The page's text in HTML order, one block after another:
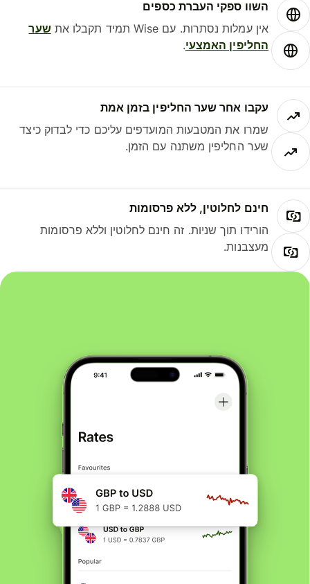
השוו ספקי העברת כספים
אין עמלות נסתרות. עם Wise תמיד תקבלו את
שער
החליפין האמצעי.
עקבו אחר שער החליפין בזמן אמת
שמרו את המטבעות המועדפים עליכם כדי לבדוק כיצד
שער החליפין משתנה עם הזמן.
חינם לחלוטין, ללא פרסומות
הורידו תוך שניות. זה חינם לחלוטין וללא פרסומות
מעצבנות.